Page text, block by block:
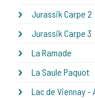
Jurassik Carpe 2
Jurassik Carpe 3
La Ramade
La Saule Paquot
Lac de Viennay -